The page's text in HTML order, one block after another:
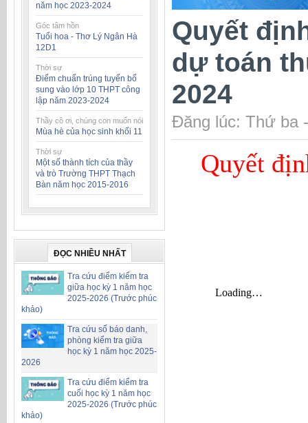
năm học 2023-2024
Góc tâm hồn
Tuổi hoa - Thơ Lý Ngân Hà
12D1
Thời sự
Điểm chuẩn trúng tuyển bổ
sung vào lớp 10 THPT công
lập năm 2023-2024
Thầy cô ơi, chúng con muốn nói
Mùa hè của học sinh khối 11
Thời sự
Một số thành tích của thầy
và trò Trường THPT Thạch
Bàn năm học 2015-2016
ĐỌC NHIỀU NHẤT
Tra cứu điểm kiểm tra
giữa học kỳ 1 năm học
2025-2026 (Trước phúc
khảo)
Tra cứu số báo danh,
phòng kiểm tra giữa
học kỳ 1 năm học 2025-
2026
Tra cứu điểm kiểm tra
cuối học kỳ 1 năm học
2025-2026 (Trước phúc
khảo)
Quyết
dự toán
2024
Đăng lúc: Thứ ba
Quyết